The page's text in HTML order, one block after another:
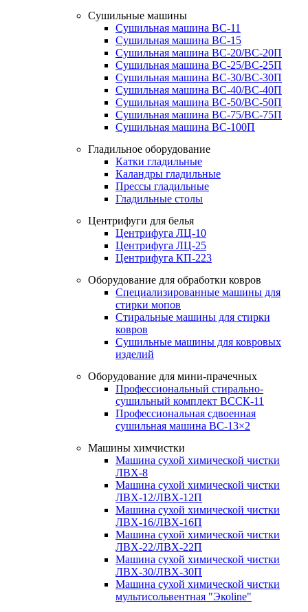
Сушильные машины
Сушильная машина ВС-11
Сушильная машина ВС-15
Сушильная машина ВС-20/ВС-20П
Сушильная машина ВС-25/ВС-25П
Сушильная машина ВС-30/ВС-30П
Сушильная машина ВС-40/ВС-40П
Сушильная машина ВС-50/ВС-50П
Сушильная машина ВС-75/ВС-75П
Сушильная машина ВС-100П
Гладильное оборудование
Катки гладильные
Каландры гладильные
Прессы гладильные
Гладильные столы
Центрифуги для белья
Центрифуга ЛЦ-10
Центрифуга ЛЦ-25
Центрифуга КП-223
Оборудование для обработки ковров
Специализированные машины для
стирки мопов
Стиральные машины для стирки
ковров
Сушильные машины для ковровых
изделий
Оборудование для мини-прачечных
Профессиональный стирально-
сушильный комплект ВССК-11
Профессиональная сдвоенная
сушильная машина ВС-13×2
Машины химчистки
Машина сухой химической чистки
ЛВХ-8
Машина сухой химической чистки
ЛВХ-12/ЛВХ-12П
Машина сухой химической чистки
ЛВХ-16/ЛВХ-16П
Машина сухой химической чистки
ЛВХ-22/ЛВХ-22П
Машина сухой химической чистки
ЛВХ-30/ЛВХ-30П
Машина сухой химической чистки
мультисольвентная "Экоline"